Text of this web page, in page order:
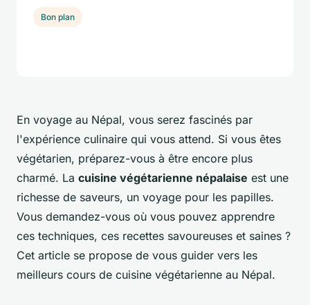
En voyage au Népal, vous serez fascinés par
l'expérience culinaire qui vous attend. Si vous êtes
végétarien, préparez-vous à être encore plus
charmé. La cuisine végétarienne népalaise est une
richesse de saveurs, un voyage pour les papilles.
Vous demandez-vous où vous pouvez apprendre
ces techniques, ces recettes savoureuses et saines ?
Cet article se propose de vous guider vers les
meilleurs cours de cuisine végétarienne au Népal.
Bon plan